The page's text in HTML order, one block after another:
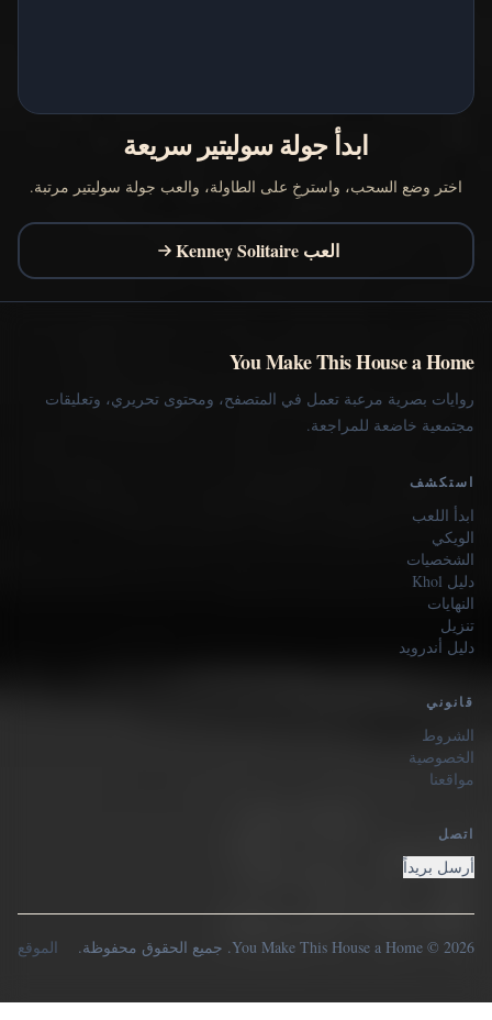
ابدأ جولة سوليتير سريعة
اختر وضع السحب، واسترخِ على الطاولة، والعب جولة سوليتير مرتبة.
العب Kenney Solitaire
You Make This House a Home
روايات بصرية مرعبة تعمل في المتصفح، ومحتوى تحريري، وتعليقات
مجتمعية خاضعة للمراجعة.
استكشف
ابدأ اللعب
الويكي
الشخصيات
دليل Khol
النهايات
تنزيل
دليل أندرويد
قانوني
الشروط
الخصوصية
مواقعنا
اتصل
أرسل بريداً
2026 © You Make This House a Home. جميع الحقوق محفوظة. الموقع